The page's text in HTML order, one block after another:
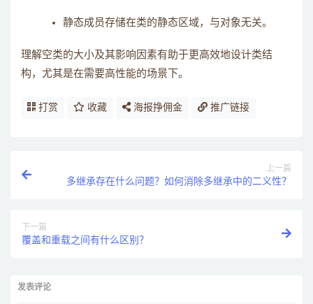
静态成员存储在类的静态区域，与对象无关。
理解空类的大小及其影响因素有助于更高效地设计类结
构，尤其是在需要高性能的场景下。
打赏 收藏 海报挣佣金 推广链接
上一篇
多继承存在什么问题？如何消除多继承中的二义性？
下一篇
覆盖和重载之间有什么区别？
发表评论